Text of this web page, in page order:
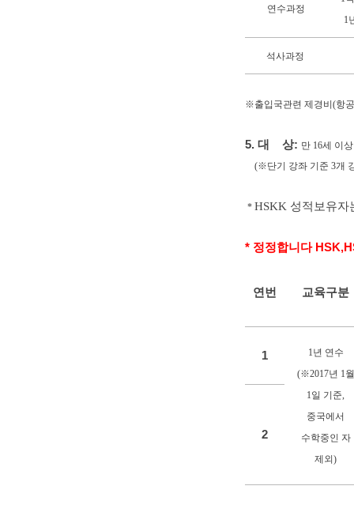
연수과정
1
석사과정
※출입국관련 제경비(항
5. 대 상: 만 16세 이
(※단기 강좌 기준 3개
* HSKK 성적보유자
* 정정합니다
연번 교육구분
1
1년 연수
(※2017년 1월
1일 기준,
중국에서
수학중인 자
제외)
2